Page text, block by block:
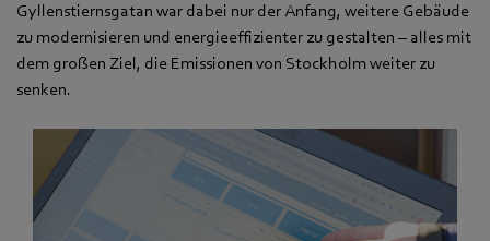
Gyllenstiernsgatan war dabei nur der Anfang, weitere Gebäude
zu modernisieren und energieeffizienter zu gestalten – alles mit
dem großen Ziel, die Emissionen von Stockholm weiter zu
senken.